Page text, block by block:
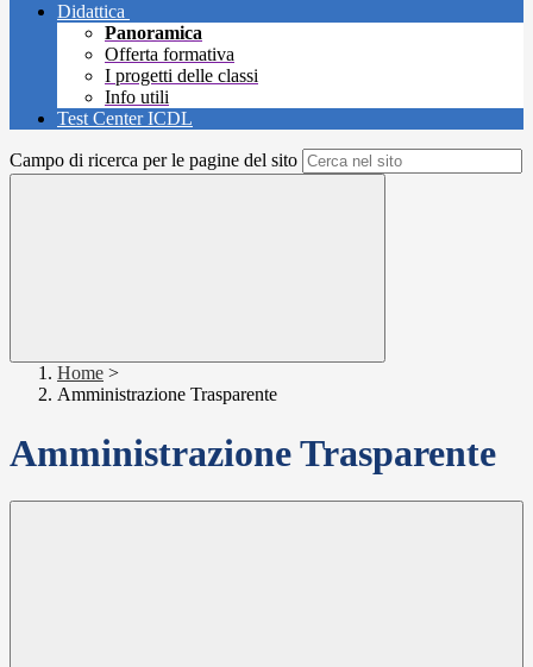
Didattica
Panoramica
Offerta formativa
I progetti delle classi
Info utili
Test Center ICDL
Campo di ricerca per le pagine del sito
Home >
Amministrazione Trasparente
Amministrazione Trasparente